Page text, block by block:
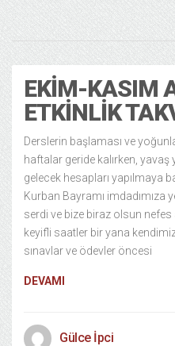
EKIM-KASIM
ETKINLIK
Derslerin başlaması ve
haftalar geride kalırken,
gelecek hesapları yapılmaya
Kurban Bayramı imdadımıza
serdi ve bize biraz olsun nefes
keyifli saatler bir yana
sınavlar ve ödevler öncesi
DEVAMI
Gülce İpci